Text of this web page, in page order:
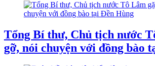
Tổng Bí thư, Chủ tịch nước
gỡ, nói chuyện với đồng bào